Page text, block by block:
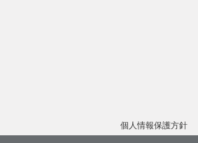
個人情報保護方針